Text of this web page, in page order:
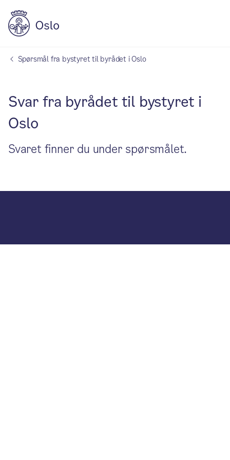
Spørsmål fra bystyret til byrådet i Oslo
Svar fra byrådet til bystyret i
Oslo
Svaret finner du under spørsmålet.